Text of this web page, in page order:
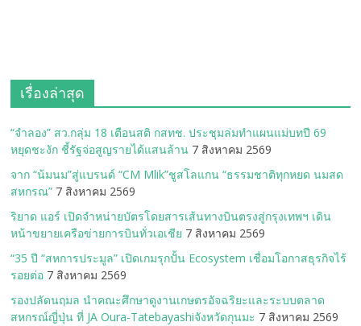
เรื่องล่าสุด
“จำลอง” สว.กลุ่ม 18 เตือนสติ กสทช. ประชุมล่มทำแผนแม่บทปี 69
หยุดชะงัก ชี้รัฐจ่อสูญรายได้แสนล้าน 7 สิงหาคม 2569
จาก “น้มนม”สู่แบรนด์ “CM Mlik”ชูสโลแกน “ธรรมชาติทุกหยด นมสด
สหกรณ” 7 สิงหาคม 2569
ริยาด แอร์ เปิดจำหน่ายบัตรโดยสารเส้นทางบินตรงสู่กรุงเทพฯ เดิน
หน้าขยายเครือข่ายการบินทั่วเอเชีย 7 สิงหาคม 2569
“35 ปี “สหการประมูล” เปิดเกมรุกปั้น Ecosystem เชื่อมโอกาสธุรกิจไร้
รอยต่อ 7 สิงหาคม 2569
รองปลัดนฤมล นำคณะศึกษาดูงานเกษตรอัจฉริยะและระบบตลาด
สหกรณ์ญี่ปุ่น ที่ JA Oura-Tatebayashiจังหวัดกุนมะ 7 สิงหาคม 2569